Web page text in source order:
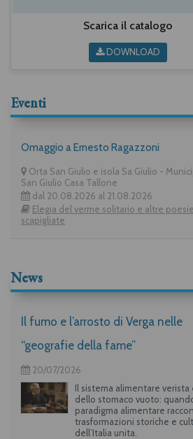
Scarica il catalogo
DOWNLOAD
Eventi
Omaggio a Ernesto Ragazzoni
Orta San Giulio e isola Sa Giulio -
San Giulio Casa Tallone
dal 20.08.2026 al 21.08.2026
Elegia del verme solitario e altre poesie
scapigliate
News
Il fumo e l’arrosto di Verga nelle
“geografie della fame”
20/07/2026
Il sistema alimentare verista
dello stomaco vuoto:
paradigma alimentare
trasformazioni storiche e
dell’Italia unita.